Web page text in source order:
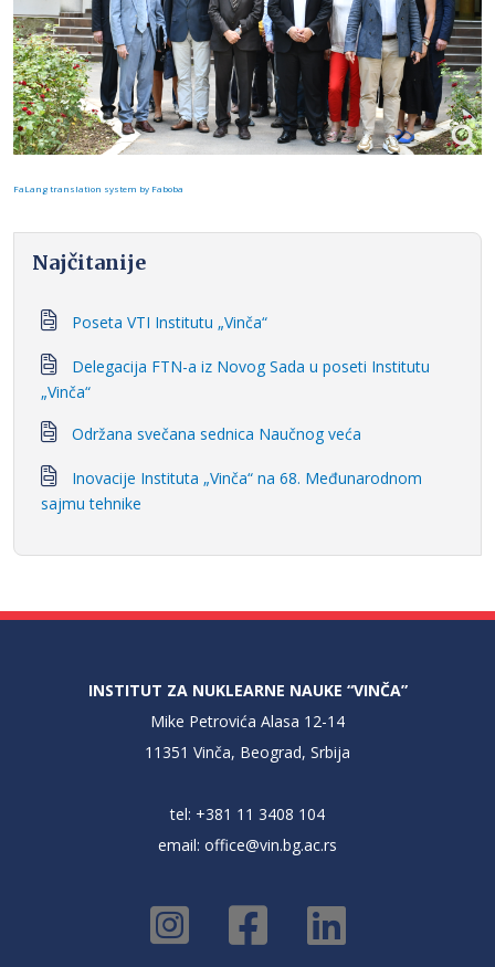
FaLang translation system by Faboba
Najčitanije
Poseta VTI Institutu „Vinča“
Delegacija FTN-a iz Novog Sada u poseti Institutu
„Vinča“
Održana svečana sednica Naučnog veća
Inovacije Instituta „Vinča“ na 68. Međunarodnom
sajmu tehnike
INSTITUT ZA NUKLEARNE NAUKE “VINČA”
Mike Petrovića Alasa 12-14
11351 Vinča, Beograd, Srbija
tel: +381 11 3408 104
email: office@vin.bg.ac.rs